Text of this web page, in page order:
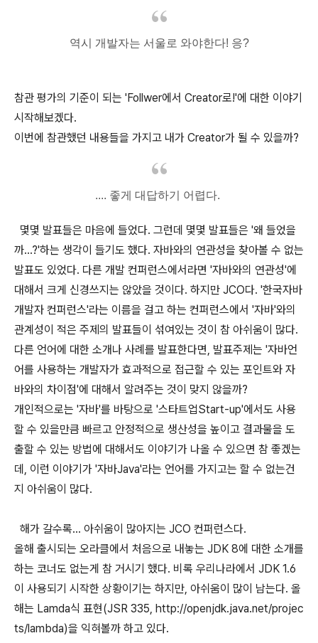
역시 개발자는 서울로 와야한다! 응?
참관 평가의 기준이 되는 'Follwer에서 Creator로!'에 대한 이야기
시작해보겠다.
이번에 참관했던 내용들을 가지고 내가 Creator가 될 수 있을까?
.... 좋게 대답하기 어렵다.
몇몇 발표들은 마음에 들었다. 그런데 몇몇 발표들은 '왜 들었을
까...?'하는 생각이 들기도 했다. 자바와의 연관성을 찾아볼 수 없는
발표도 있었다. 다른 개발 컨퍼런스에서라면 '자바와의 연관성'에
대해서 크게 신경쓰지는 않았을 것이다. 하지만 JCO다. '한국자바
개발자 컨퍼런스'라는 이름을 걸고 하는 컨퍼런스에서 '자바'와의
관계성이 적은 주제의 발표들이 섞여있는 것이 참 아쉬움이 많다.
다른 언어에 대한 소개나 사례를 발표한다면, 발표주제는 '자바언
어를 사용하는 개발자가 효과적으로 접근할 수 있는 포인트와 자
바와의 차이점'에 대해서 알려주는 것이 맞지 않을까?
개인적으로는 '자바'를 바탕으로 '스타트업Start-up'에서도 사용
할 수 있을만큼 빠르고 안정적으로 생산성을 높이고 결과물을 도
출할 수 있는 방법에 대해서도 이야기가 나올 수 있으면 참 좋겠는
데, 이런 이야기가 '자바Java'라는 언어를 가지고는 할 수 없는건
지 아쉬움이 많다.
해가 갈수록... 아쉬움이 많아지는 JCO 컨퍼런스다.
올해 출시되는 오라클에서 처음으로 내놓는 JDK 8에 대한 소개를
하는 코너도 없는게 참 거시기 했다. 비록 우리나라에서 JDK 1.6
이 사용되기 시작한 상황이기는 하지만, 아쉬움이 많이 남는다. 올
해는 Lamda식 표현(JSR 335, http://openjdk.java.net/projec
ts/lambda)을 익혀볼까 하고 있다.